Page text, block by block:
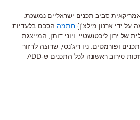
סביב תכנים ישראליים נמשכת.
על ידי ארנון מילצ'ן) חתמה הסכם בלעדיות
של ירון ליכטנשטיין ויוני דותן, המייצגת
ופורמטים. ניו ריג'נסי, שרוצה לחזור